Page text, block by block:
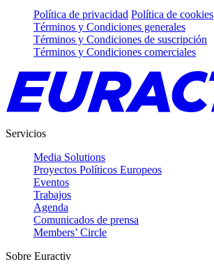
Política de privacidad Política de cookies
Términos y Condiciones generales
Términos y Condiciones de suscripción
Términos y Condiciones comerciales
Servicios
Media Solutions
Proyectos Políticos Europeos
Eventos
Trabajos
Agenda
Comunicados de prensa
Members’ Circle
Sobre Euractiv